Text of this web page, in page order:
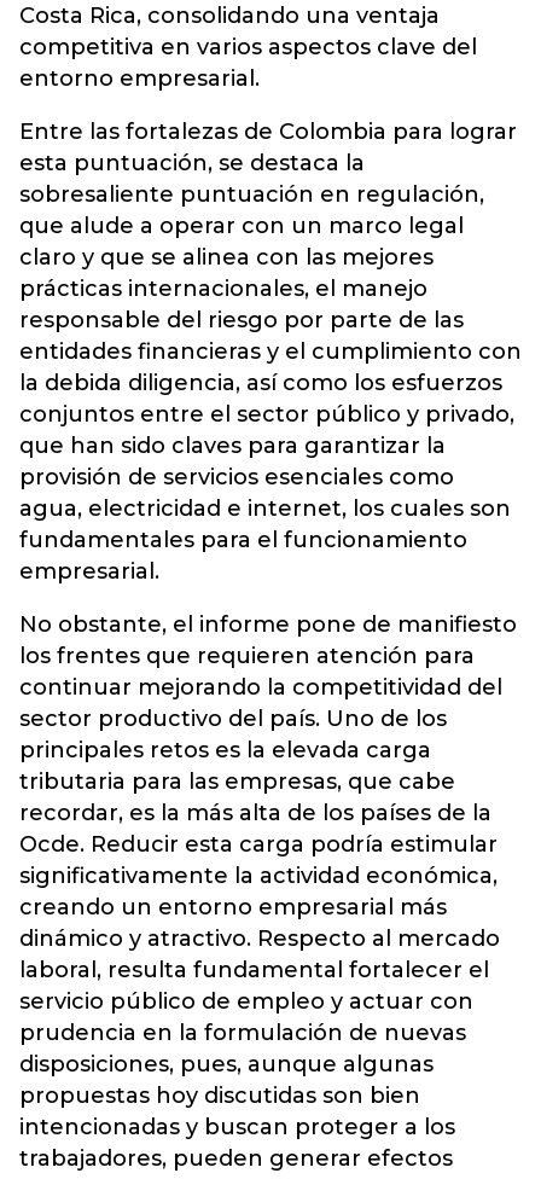
Costa Rica, consolidando una ventaja
competitiva en varios aspectos clave del
entorno empresarial.
Entre las fortalezas de Colombia para lograr
esta puntuación, se destaca la
sobresaliente puntuación en regulación,
que alude a operar con un marco legal
claro y que se alinea con las mejores
prácticas internacionales, el manejo
responsable del riesgo por parte de las
entidades financieras y el cumplimiento con
la debida diligencia, así como los esfuerzos
conjuntos entre el sector público y privado,
que han sido claves para garantizar la
provisión de servicios esenciales como
agua, electricidad e internet, los cuales son
fundamentales para el funcionamiento
empresarial.
No obstante, el informe pone de manifiesto
los frentes que requieren atención para
continuar mejorando la competitividad del
sector productivo del país. Uno de los
principales retos es la elevada carga
tributaria para las empresas, que cabe
recordar, es la más alta de los países de la
Ocde. Reducir esta carga podría estimular
significativamente la actividad económica,
creando un entorno empresarial más
dinámico y atractivo. Respecto al mercado
laboral, resulta fundamental fortalecer el
servicio público de empleo y actuar con
prudencia en la formulación de nuevas
disposiciones, pues, aunque algunas
propuestas hoy discutidas son bien
intencionadas y buscan proteger a los
trabajadores, pueden generar efectos